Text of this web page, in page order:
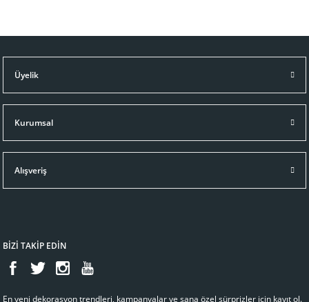
Üyelik
Kurumsal
Alışveriş
BİZİ TAKİP EDİN
En yeni dekorasyon trendleri, kampanyalar ve sana özel sürprizler için kayıt ol.